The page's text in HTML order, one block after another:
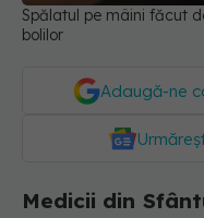
Spălatul pe mâini făcut
bolilor
Adaugă-ne
Medicii din